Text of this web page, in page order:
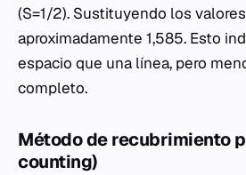
(S=1/2). Sustituyendo los
aproximadamente 1,585. Esto
espacio que una línea, pero
completo.
Método de recubrimiento
counting)